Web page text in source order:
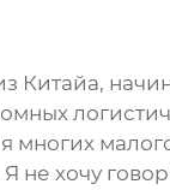
Китайа,
хочу